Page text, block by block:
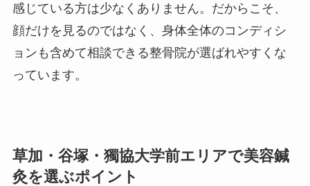
感じている方は少なくありません。だからこそ、
顔だけを見るのではなく、身体全体のコンディシ
ョンも含めて相談できる整骨院が選ばれやすくな
っています。
草加・谷塚・獨協大学前エリアで美容鍼
灸を選ぶポイント